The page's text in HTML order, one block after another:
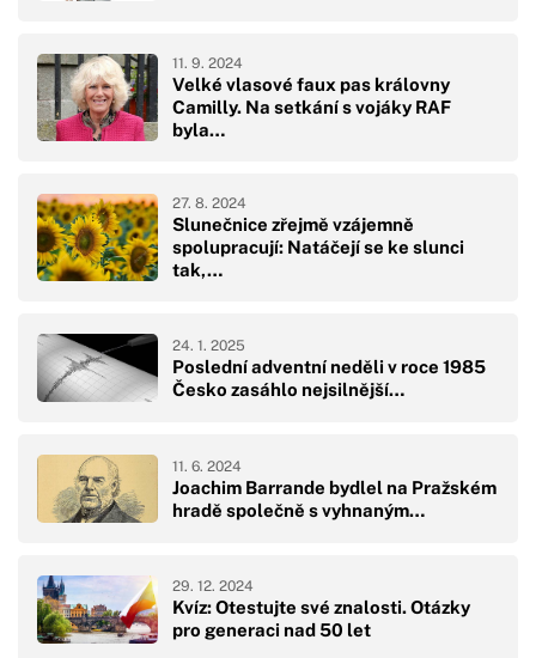
Velké vlasové faux pas královny
Camilly. Na setkání s vojáky RAF
byla…
11. 9. 2024
Slunečnice zřejmě vzájemně
spolupracují: Natáčejí se ke slunci
tak,…
27. 8. 2024
Poslední adventní neděli v roce 1985
Česko zasáhlo nejsilnější…
24. 1. 2025
Joachim Barrande bydlel na Pražském
hradě společně s vyhnaným…
11. 6. 2024
Kvíz: Otestujte své znalosti. Otázky
pro generaci nad 50 let
29. 12. 2024